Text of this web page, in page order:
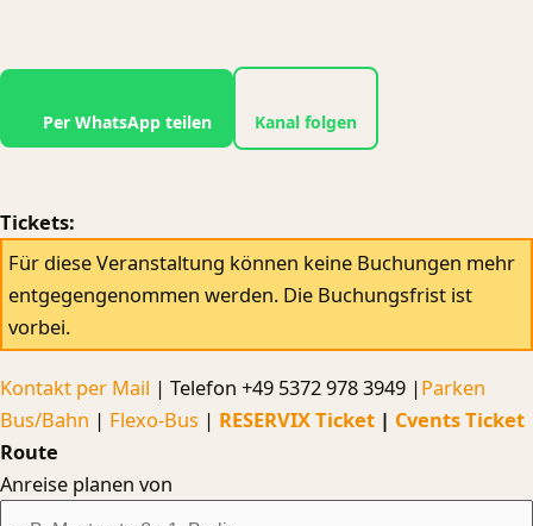
Per WhatsApp teilen Kanal folgen
Tickets:
Für diese Veranstaltung können keine Buchungen mehr
entgegengenommen werden. Die Buchungsfrist ist
vorbei.
Kontakt per Mail | Telefon +49 5372 978 3949 |Parken
Bus/Bahn | Flexo-Bus | RESERVIX Ticket | Cvents Ticket
Route
Anreise planen von